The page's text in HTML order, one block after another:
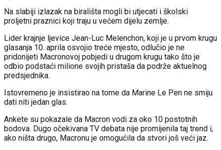
Na slabiji izlazak na birališta mogli bi utjecati i školski
proljetni praznici koji traju u većem dijelu zemlje.
Lider krajnje ljevice Jean-Luc Melenchon, koji je u prvom krugu
glasanja 10. aprila osvojio treće mjesto, odlučio je ne
pridonijeti Macronovoj pobjedi u drugom krugu tako što je
odbio podstaći milione svojih pristaša da podrže aktuelnog
predsjednika.
Istovremeno je insistirao na tome da Marine Le Pen ne smiju
dati niti jedan glas.
Ankete su pokazale da Macron vodi za oko 10 postotnih
bodova. Dugo očekivana TV debata nije promijenila taj trend i,
ako ništa drugo, Macronu je omogućila da stvori još veći jaz.